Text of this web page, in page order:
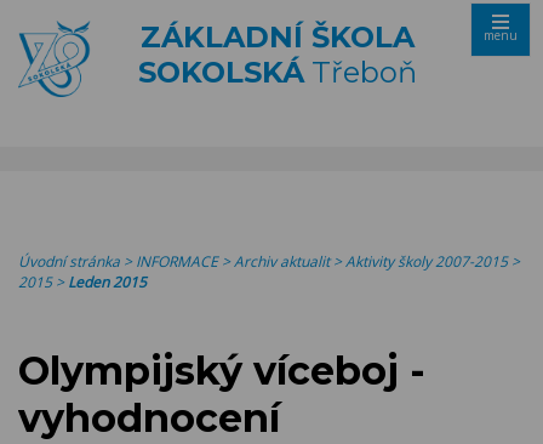
ZÁKLADNÍ ŠKOLA
SOKOLSKÁTřeboň
menu
Úvodní stránka >INFORMACE>Archiv aktualit>Aktivity školy 2007-2015>
2015>Leden 2015
Olympijský víceboj -
vyhodnocení